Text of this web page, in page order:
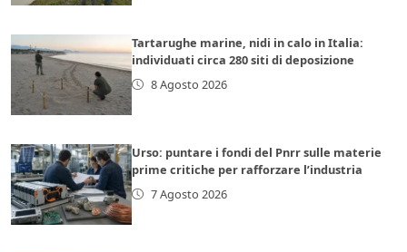
Tartarughe marine, nidi in calo in Italia:
individuati circa 280 siti di deposizione
8 Agosto 2026
Urso: puntare i fondi del Pnrr sulle materie
prime critiche per rafforzare l’industria
7 Agosto 2026